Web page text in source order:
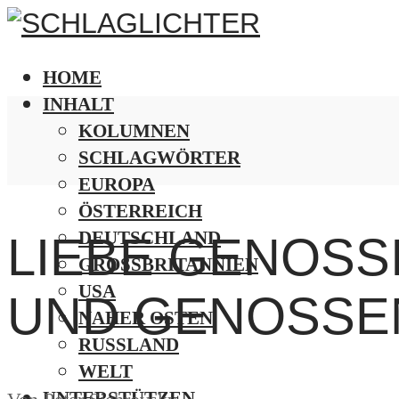
HOME
INHALT
KOLUMNEN
SCHLAGWÖRTER
EUROPA
ÖSTERREICH
DEUTSCHLAND
GROSSBRITANNIEN
USA
NAHER OSTEN
RUSSLAND
WELT
LIEBE
UND